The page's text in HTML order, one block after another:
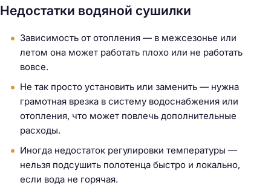
Недостатки водяной сушилки
Зависимость от отопления — в межсезонье или
летом она может работать плохо или не работать
вовсе.
Не так просто установить или заменить — нужна
грамотная врезка в систему водоснабжения или
отопления, что может повлечь дополнительные
расходы.
Иногда недостаток регулировки температуры —
нельзя подсушить полотенца быстро и локально,
если вода не горячая.